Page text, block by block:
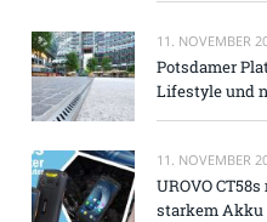
11. NOVEMBER
Potsdamer
Lifestyle und
11. NOVEMBER
UROVO
starkem Akku